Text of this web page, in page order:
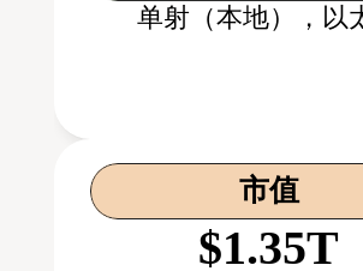
单射（本地），以
市值
$1.35T